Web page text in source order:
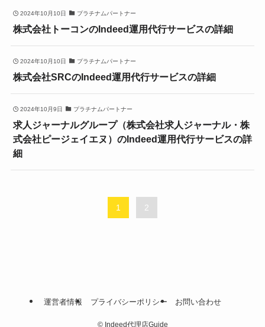
2024年10月10日 プラチナムパートナー
株式会社トーコンのIndeed運用代行サービスの詳細
2024年10月10日 プラチナムパートナー
株式会社SRCのIndeed運用代行サービスの詳細
2024年10月9日 プラチナムパートナー
求人ジャーナルグループ（株式会社求人ジャーナル・株
式会社ピージェイエヌ）のIndeed運用代行サービスの詳
細
1 2
運営者情報 プライバシーポリシー お問い合わせ
©Indeed代理店Guide